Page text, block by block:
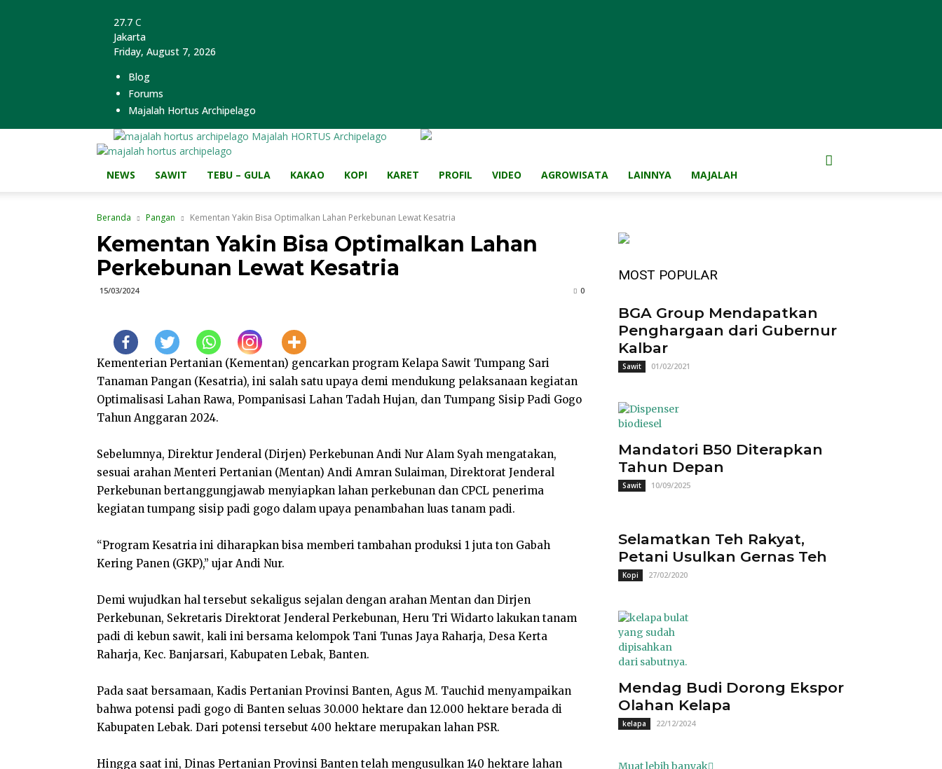
27.7 C
Jakarta
Friday, August 7, 2026
Blog
Forums
Majalah Hortus Archipelago
Majalah HORTUS Archipelago
NEWS SAWIT TEBU – GULA KAKAO KOPI KARET PROFIL VIDEO AGROWISATA LAINNYA MAJALAH
Beranda Pangan Kementan Yakin Bisa Optimalkan Lahan Perkebunan Lewat Kesatria
Kementan Yakin Bisa Optimalkan Lahan
Perkebunan Lewat Kesatria
15/03/2024 0
Kementerian Pertanian (Kementan) gencarkan program Kelapa Sawit Tumpang Sari
Tanaman Pangan (Kesatria), ini salah satu upaya demi mendukung pelaksanaan kegiatan
Optimalisasi Lahan Rawa, Pompanisasi Lahan Tadah Hujan, dan Tumpang Sisip Padi Gogo
Tahun Anggaran 2024.
Sebelumnya, Direktur Jenderal (Dirjen) Perkebunan Andi Nur Alam Syah mengatakan,
sesuai arahan Menteri Pertanian (Mentan) Andi Amran Sulaiman, Direktorat Jenderal
Perkebunan bertanggungjawab menyiapkan lahan perkebunan dan CPCL penerima
kegiatan tumpang sisip padi gogo dalam upaya penambahan luas tanam padi.
“Program Kesatria ini diharapkan bisa memberi tambahan produksi 1 juta ton Gabah
Kering Panen (GKP),” ujar Andi Nur.
Demi wujudkan hal tersebut sekaligus sejalan dengan arahan Mentan dan Dirjen
Perkebunan, Sekretaris Direktorat Jenderal Perkebunan, Heru Tri Widarto lakukan tanam
padi di kebun sawit, kali ini bersama kelompok Tani Tunas Jaya Raharja, Desa Kerta
Raharja, Kec. Banjarsari, Kabupaten Lebak, Banten.
Pada saat bersamaan, Kadis Pertanian Provinsi Banten, Agus M. Tauchid menyampaikan
bahwa potensi padi gogo di Banten seluas 30.000 hektare dan 12.000 hektare berada di
Kabupaten Lebak. Dari potensi tersebut 400 hektare merupakan lahan PSR.
Hingga saat ini, Dinas Pertanian Provinsi Banten telah mengusulkan 140 hektare lahan
MOST POPULAR
BGA Group Mendapatkan
Penghargaan dari Gubernur
Kalbar
Sawit 01/02/2021
Mandatori B50 Diterapkan
Tahun Depan
Sawit 10/09/2025
Selamatkan Teh Rakyat,
Petani Usulkan Gernas Teh
Kopi 27/02/2020
Mendag Budi Dorong Ekspor
Olahan Kelapa
kelapa 22/12/2024
Muat lebih banyak